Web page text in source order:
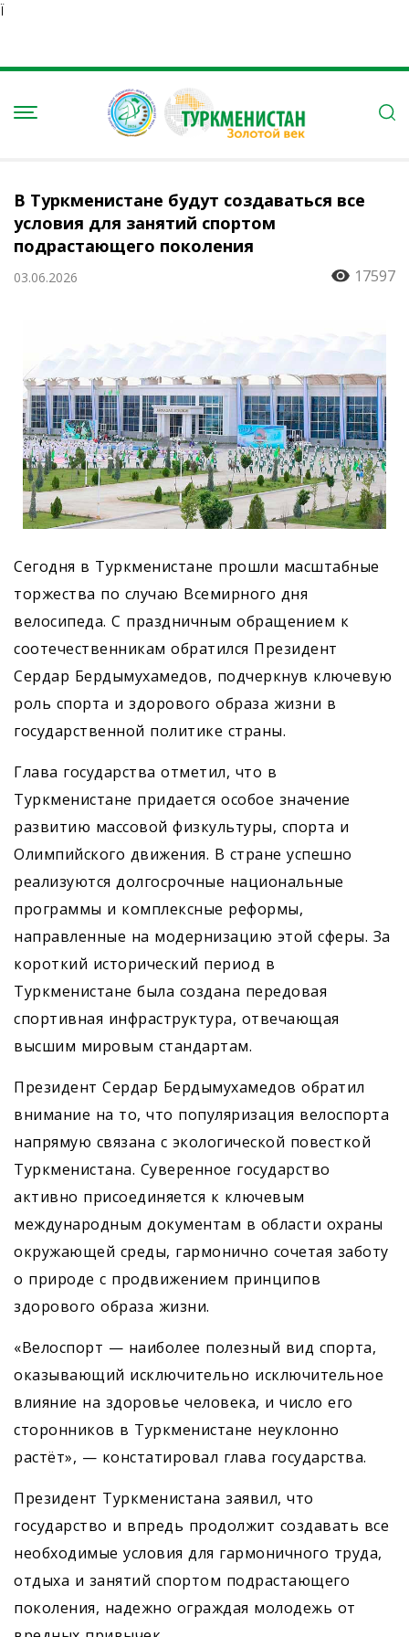
Ï
В Туркменистане будут создаваться все
условия для занятий спортом
подрастающего поколения
03.06.2026 17597
Сегодня в Туркменистане прошли масштабные
торжества по случаю Всемирного дня
велосипеда. С праздничным обращением к
соотечественникам обратился Президент
Сердар Бердымухамедов, подчеркнув ключевую
роль спорта и здорового образа жизни в
государственной политике страны.
Глава государства отметил, что в
Туркменистане придается особое значение
развитию массовой физкультуры, спорта и
Олимпийского движения. В стране успешно
реализуются долгосрочные национальные
программы и комплексные реформы,
направленные на модернизацию этой сферы. За
короткий исторический период в
Туркменистане была создана передовая
спортивная инфраструктура, отвечающая
высшим мировым стандартам.
Президент Сердар Бердымухамедов обратил
внимание на то, что популяризация велоспорта
напрямую связана с экологической повесткой
Туркменистана. Суверенное государство
активно присоединяется к ключевым
международным документам в области охраны
окружающей среды, гармонично сочетая заботу
о природе с продвижением принципов
здорового образа жизни.
«Велоспорт — наиболее полезный вид спорта,
оказывающий исключительно исключительное
влияние на здоровье человека, и число его
сторонников в Туркменистане неуклонно
растёт», — констатировал глава государства.
Президент Туркменистана заявил, что
государство и впредь продолжит создавать все
необходимые условия для гармоничного труда,
отдыха и занятий спортом подрастающего
поколения, надежно ограждая молодежь от